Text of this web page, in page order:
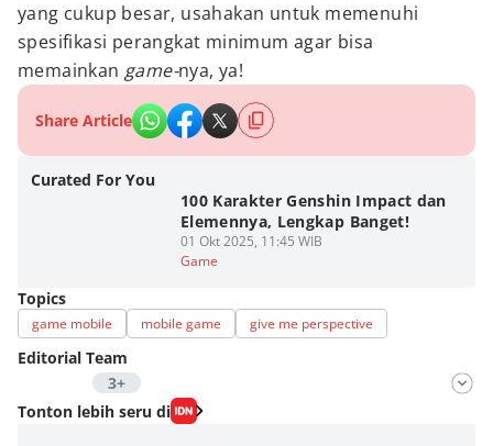
yang cukup besar, usahakan untuk memenuhi
spesifikasi perangkat minimum agar bisa
memainkan game-nya, ya!
Share Article
Curated For You
100 Karakter Genshin Impact dan
Elemennya, Lengkap Banget!
01 Okt 2025, 11:45 WIB
Game
Topics
game mobile mobile game give me perspective
Editorial Team
3+
Editor
Nadia Agatha Pramesthi
Tonton lebih seru di